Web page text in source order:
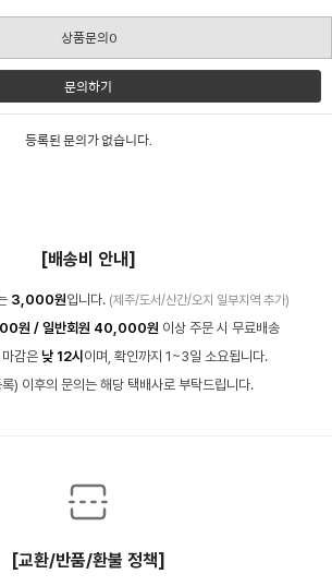
상품문의0
문의하기
등록된 문의가 없습니다.
[배송비 안내]
3,000원입니다. (제주/도서/산간/오지 일부지역 추가)
원 / 일반회원 40,000원 이상 주문 시 무료배송
감은 낮 12시 이며, 확인까지 1~3일 소요됩니다.
) 이후의 문의는 해당 택배사로 부탁드립니다.
[교환/반품/환불 정책]